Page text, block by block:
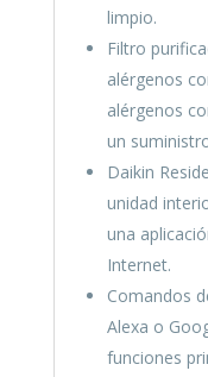
limpio.
Filtro
alérgenos
alérgenos
un
Daikin
unidad
una
Internet.
Comandos
Alexa o
funciones